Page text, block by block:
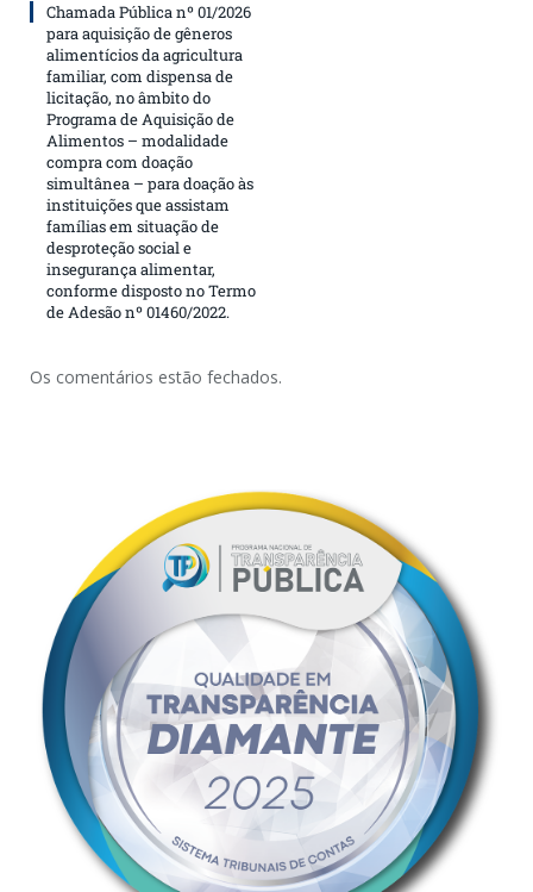
Chamada Pública nº 01/2026
para aquisição de gêneros
alimentícios da agricultura
familiar, com dispensa de
licitação, no âmbito do
Programa de Aquisição de
Alimentos – modalidade
compra com doação
simultânea – para doação às
instituições que assistam
famílias em situação de
desproteção social e
insegurança alimentar,
conforme disposto no Termo
de Adesão nº 01460/2022.
Os comentários estão fechados.